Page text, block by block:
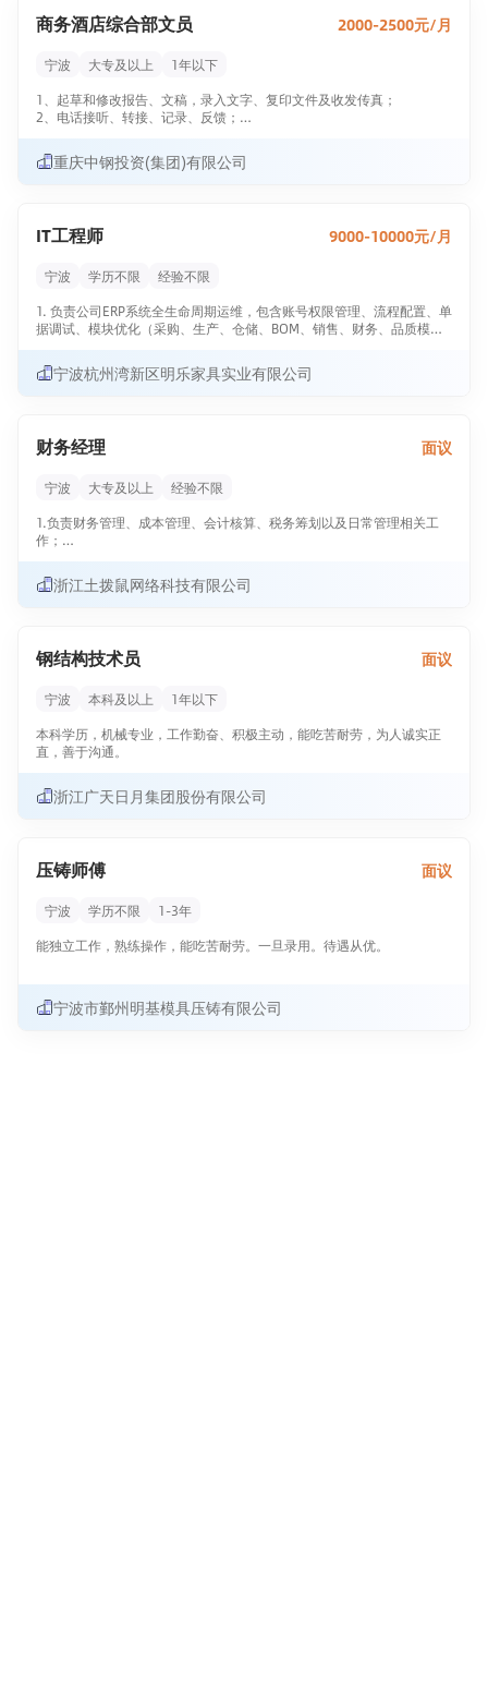
商务酒店综合部文员 2000-2500元/月
宁波 大专及以上
1年以下
1、起草和修改报告、文稿，录入文字、复印文件及收发传真；
2、电话接听、转接、记录、反馈；
4、负责日常办公用品采购、发放、登记管理，办公室设备管理；
5、订阅年度报刊杂志，收发日常报刊杂志及交换邮件；
专业；
3、 有商务推广、策划方面的经验；
5、 良好的语言表达及较强的沟通能力，工作认真细致，积极进取，善于
学习与创新。
重庆中钢投资(集团)有限公司
IT工程师 9000-10000元/月
宁波 学历不限
经验不限
1. 负责公司ERP系统全生命周期运维，包含账号权限管理、流程配置、单
据调试、模块优化（采购、生产、仓储、BOM、销售、财务、品质模
2. 对接研发、生产、采购、仓库、财务各部门，收集业务需求，梳理业
务流程，完成ERP单据、工序、编码、BOM、物料科单、生产工单等后
账、领料、入库、出货。
人员系统实操培训，解决员工日常操作疑问。
M层级、仓库库位，定期清理系统垃圾数据、修正错误档案，保证数据准
确。
求，沟通开发需求、验收开发功能，跟进BUG修复。
7. 配合品质、生产、包装、设计部门打通ERP与质检、打样、包装数据流
9. 定期导出ERP经营报表（库存报表、生产损耗、采购对账、成品出
任职要求1. 计算机、信息管理、机电相关专业，2年以上制造业ERP运维
实施经验。
2. 熟练操作主流ERP（用友/金蝶/管家婆/鼎捷等），精通BOM、工单、
MRP运算、仓库管理、成本核算逻辑。
3. 熟悉工厂全业务流程：钣金货架/五金生产、采购、外协加工、仓储出
4. 具备独立处理ERP数据异常、流程优化能力，能自主编写操作SOP、培
6. 良好跨部门沟通能力，能听懂业务部门需求，转化为ERP可落地配置
7. 有钣金、货架、五金制造行业ERP维护经验优先；懂简单SQL查询优
先。只需两步，轻松找工作：
1、先点击投简历；
2、再打电话。联系时请说在兴慈人才网上看到的！
宁波杭州湾新区明乐家具实业有限公司
财务经理 面议
宁波 大专及以上
经验不限
1.负责财务管理、成本管理、会计核算、税务筹划以及日常管理相关工
作；
息；
3.负责银行账户管理和资金管理；
7.组织财务人员的岗位培训、技能培训工作、员工工作指导及绩效考评工
8.指导与监督下属工作计划的制定与实施。任职资格：
2、 5年以上财务相关工作,有互联网公司财务&税务规划成熟经验优先；
3、 熟悉国家会计准则以及相关的财务、税务、审计法规、政策；具有全
计师、注册会计师优先；
4、 熟练使用财务软件和办公软件；
浙江土拨鼠网络科技有限公司
钢结构技术员 面议
宁波 本科及以上
1年以下
本科学历，机械专业，工作勤奋、积极主动，能吃苦耐劳，为人诚实正
直，善于沟通。
浙江广天日月集团股份有限公司
压铸师傅 面议
宁波 学历不限
1-3年
能独立工作，熟练操作，能吃苦耐劳。一旦录用。待遇从优。
宁波市鄞州明基模具压铸有限公司